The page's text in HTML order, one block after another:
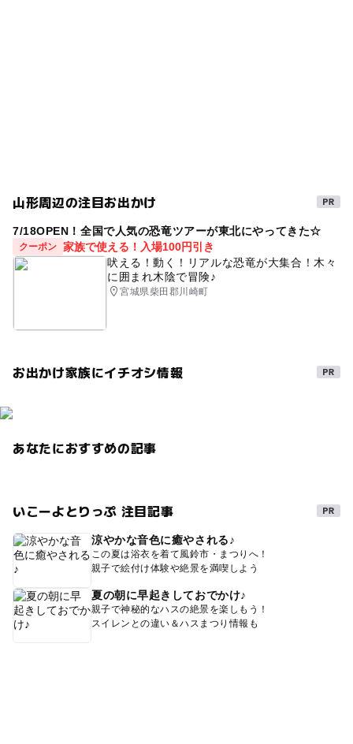
山形周辺の注目お出かけ
7/18OPEN！全国で人気の恐竜ツアーが東北にやってきた☆
クーポン 家族で使える！入場100円引き
吠える！動く！リアルな恐竜が大集合！木々
に囲まれ木陰で冒険♪
宮城県柴田郡川崎町
お出かけ家族にイチオシ情報
あなたにおすすめの記事
いこーよとりっぷ 注目記事
涼やかな音色に癒やされる♪
この夏は浴衣を着て風鈴市・まつりへ！
親子で絵付け体験や絶景を満喫しよう
夏の朝に早起きしておでかけ♪
親子で神秘的なハスの絶景を楽しもう！
スイレンとの違い＆ハスまつり情報も